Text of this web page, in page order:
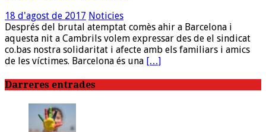
18 d'agost de 2017 Noticies
Després del brutal atemptat comès ahir a Barcelona i
aquesta nit a Cambrils volem expressar des de el sindicat
co.bas nostra solidaritat i afecte amb els familiars i amics
de les víctimes. Barcelona és una […]
Darreres entrades